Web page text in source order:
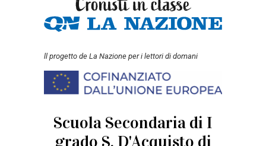
ll progetto de La Nazione per i lettori di domani
Scuola Secondaria di I
grado S. D'Acquisto di